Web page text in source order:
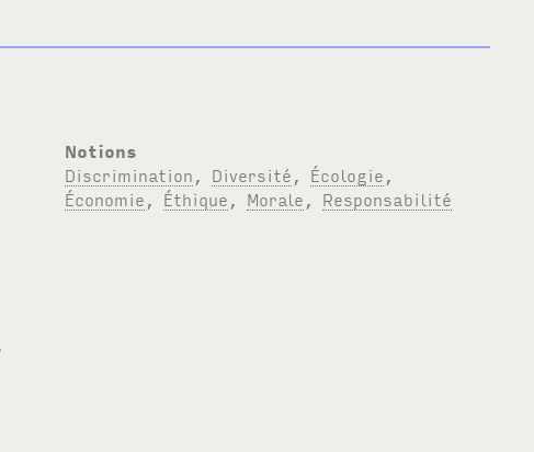
Notions
Discrimination
Diversité Écologie
Économie
Éthique Morale Responsabilité